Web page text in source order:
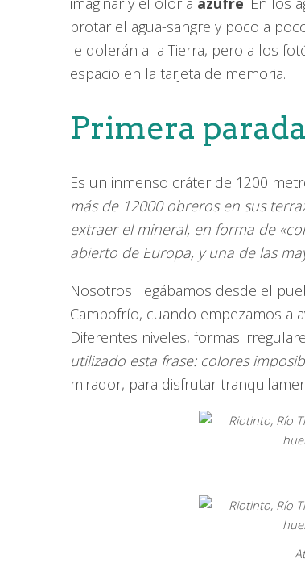
brotar el agua-sangre y poco a
le dolerán a la Tierra, pero a los
espacio en la tarjeta de memoria.
Primera
Es un inmenso cráter de 1200
más de 12000 obreros en sus
extraer el mineral, en forma de
abierto de Europa, y una de las
Nosotros llegábamos desde el
Campofrío, cuando empezamos a
Diferentes niveles, formas
utilizado esta frase: colores
mirador, para disfrutar